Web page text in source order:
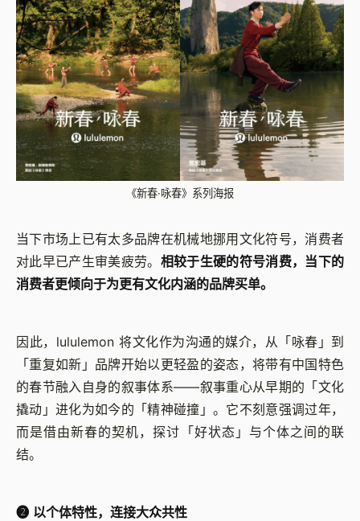
《新春·咏春》系列海报
当下市场上已有太多品牌在机械地挪用文化符号，消费者
对此早已产生审美疲劳。 相较于生硬的符号消费，当下的
消费者更倾向于为更有文化内涵的品牌买单。
因此，lululemon 将文化作为沟通的媒介，从「咏春」到
「重复如新」品牌开始以更轻盈的姿态，将带有中国特色
的春节融入自身的叙事体系——叙事重心从早期的「文化
撬动」进化为如今的「精神碰撞」。它不刻意强调过年，
而是借由新春的契机，探讨「好状态」与个体之间的联
结。
➋ 以个体特性，连接大众共性